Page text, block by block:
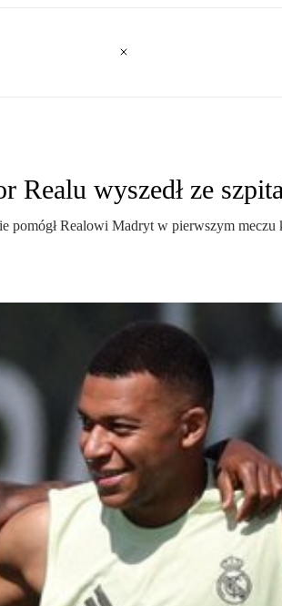
wyszedł ze
pomógł Realowi Madryt w pierwszym